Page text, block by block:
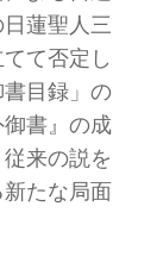
蓮聖人三
て否定し
目録」の
書』の成
来の説を
たな局面